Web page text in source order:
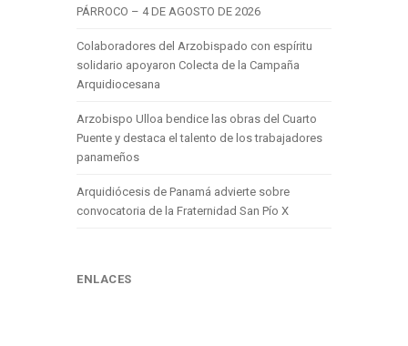
PÁRROCO – 4 DE AGOSTO DE 2026
Colaboradores del Arzobispado con espíritu
solidario apoyaron Colecta de la Campaña
Arquidiocesana
Arzobispo Ulloa bendice las obras del Cuarto
Puente y destaca el talento de los trabajadores
panameños
Arquidiócesis de Panamá advierte sobre
convocatoria de la Fraternidad San Pío X
ENLACES